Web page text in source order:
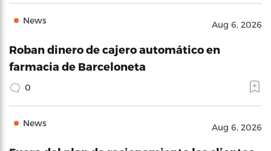
News Aug 6, 2026
Roban dinero de cajero automático en
farmacia de Barceloneta
0
News Aug 6, 2026